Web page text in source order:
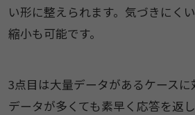
い形に整えられます。気づきにく
縮小も可能です。
3点目は大量データがあるケースに
データが多くても素早く応答を返